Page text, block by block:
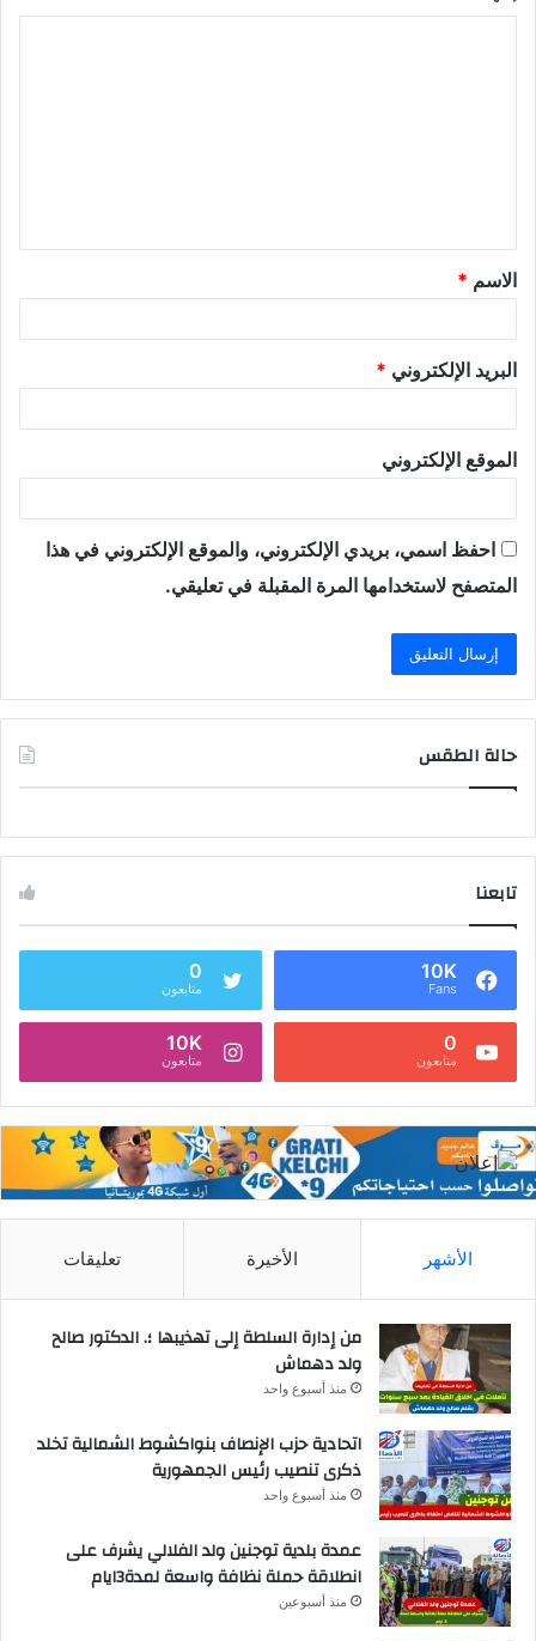
ق
*
الاسم *
البريد الإلكتروني *
الموقع الإلكتروني
احفظ اسمي، بريدي الإلكتروني، والموقع الإلكتروني في هذا
المتصفح لاستخدامها المرة المقبلة في تعليقي.
حالة الطقس
تابعنا
10K
Fans
0
متابعون
0
متابعون
10K
متابعون
الأشهر الأخيرة تعليقات
من إدارة السلطة إلى تهذيبها ؛. الدكتور صالح
ولد دهماش
منذ أسبوع واحد
اتحادية حزب الإنصاف بنواكشوط الشمالية تخلد
ذكرى تنصيب رئيس الجمهورية
منذ أسبوع واحد
عمدة بلدية توجنين ولد الفلالي يشرف على
انطلاقة حملة نظافة واسعة لمدة3ايام
منذ أسبوعين